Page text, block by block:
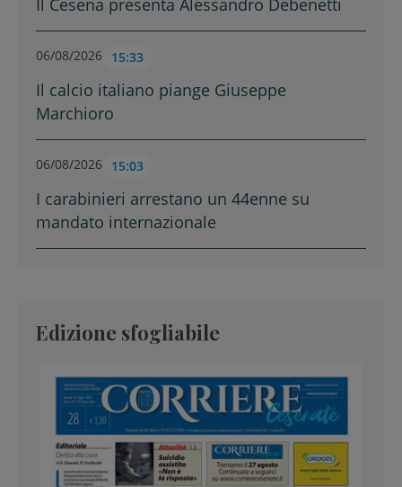
06/08/2026 15:33
Il calcio italiano piange Giuseppe
Marchioro
06/08/2026 15:03
I carabinieri arrestano un 44enne su
mandato internazionale
Edizione sfogliabile